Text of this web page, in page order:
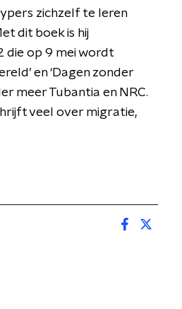
zichzelf te leren
dit boek is hij
die op 9 mei wordt
en ‘Dagen zonder
meer Tubantia en NRC.
veel over migratie,